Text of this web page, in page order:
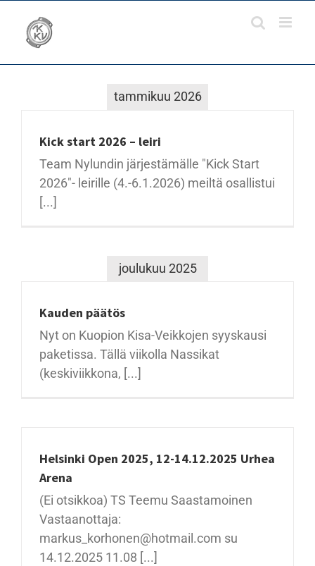
content
tammikuu 2026
Kick start 2026 – leiri
Team Nylundin järjestämälle "Kick Start
2026"- leirille (4.-6.1.2026) meiltä osallistui
[...]
joulukuu 2025
Kauden päätös
Nyt on Kuopion Kisa-Veikkojen syyskausi
paketissa. Tällä viikolla Nassikat
(keskiviikkona, [...]
Helsinki Open 2025, 12-14.12.2025 Urhea
Arena
(Ei otsikkoa) TS Teemu Saastamoinen
Vastaanottaja:
markus_korhonen@hotmail.com su
14.12.2025 11.08 [...]